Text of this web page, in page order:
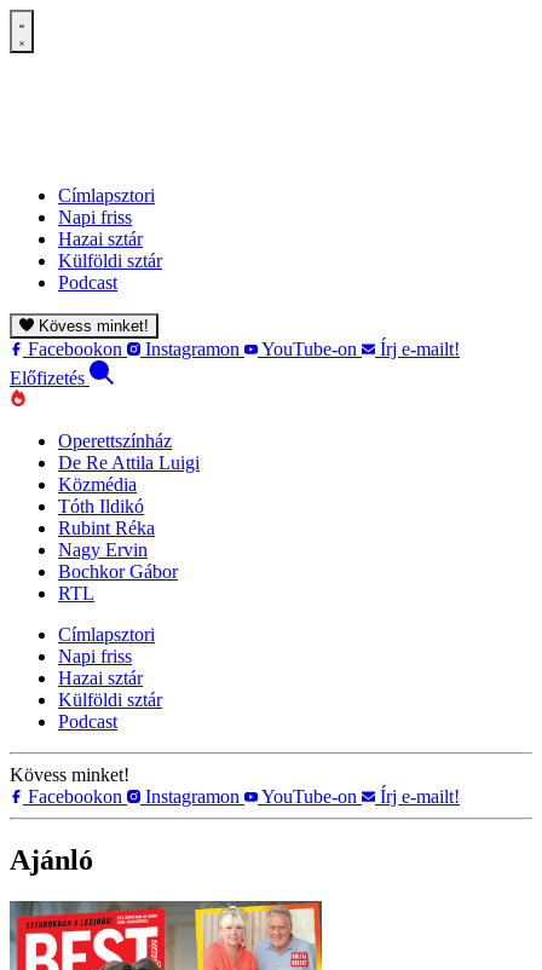
Címlapsztori
Napi friss
Hazai sztár
Külföldi sztár
Podcast
Kövess minket!
Facebookon Instagramon YouTube-on
Írj e-mailt!
Előfizetés
Operettszínház
De Re Attila Luigi
Közmédia
Tóth Ildikó
Rubint Réka
Nagy Ervin
Bochkor Gábor
RTL
Címlapsztori
Napi friss
Hazai sztár
Külföldi sztár
Podcast
Kövess minket!
Facebookon
Instagramon YouTube-on Írj e-mailt!
Ajánló